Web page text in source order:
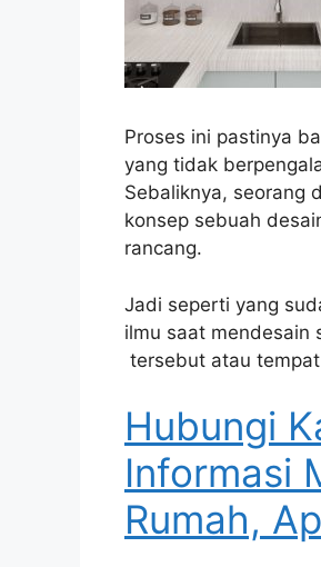
Proses ini pastinya
yang tidak
Sebaliknya, seorang
konsep sebuah
rancang.
Jadi seperti yang
ilmu saat mendesain
tersebut atau
Hubungi
Informasi
Rumah,